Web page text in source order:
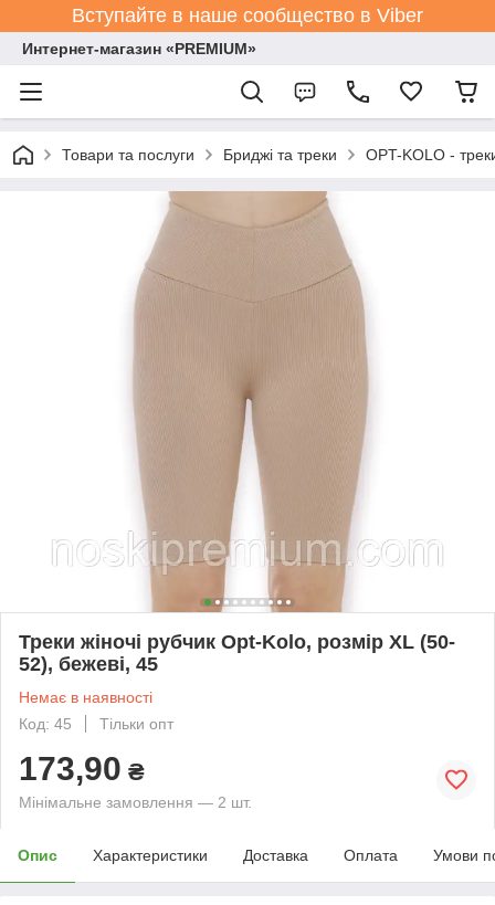
Вступайте в наше сообщество в Viber
Интернет-магазин «PREMIUM»
Товари та послуги Бриджі та треки OPT-KOLO -
Треки жіночі рубчик Opt-Kolo, розмір XL (50-
52), бежеві, 45
Немає в наявності
Код: 45
Тільки опт
173,90 ₴
Мінімальне замовлення — 2 шт.
Опис Характеристики Доставка Оплата Умови